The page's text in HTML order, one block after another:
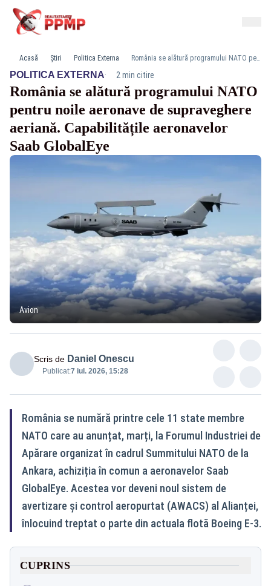
Acasă Știri Politica Externa România se alătură programului NATO pentru noile aeronave de supraveghere aeriană. Capabilitățile aeronavelor Saab GlobalEye
POLITICA EXTERNA· 2 min citire
România se alătură programului NATO
pentru noile aeronave de supraveghere
aeriană. Capabilitățile aeronavelor
Saab GlobalEye
Avion
Scris de Daniel Onescu
Publicat:7 iul. 2026, 15:28
România se numără printre cele 11 state membre
NATO care au anunțat, marți, la Forumul Industriei de
Apărare organizat în cadrul Summitului NATO de la
Ankara, achiziția în comun a aeronavelor Saab
GlobalEye. Acestea vor deveni noul sistem de
avertizare și control aeropurtat (AWACS) al Alianței,
înlocuind treptat o parte din actuala flotă Boeing E-3.
CUPRINS